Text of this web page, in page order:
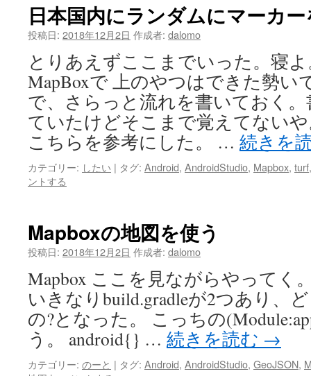
日本国内にランダムにマーカ
投稿日: 2018年12月2日 作成者: dalomo
とりあえずここまでいった。寝
MapBoxで 上のやつはできた勢い
で、さらっと流れを書いておく
ていたけどそこまで覚えてない
こちらを参考にした。 … 続きを
カテゴリー: したい | タグ: Android, AndroidStudio, Mapbox, turf
ントする
Mapboxの地図を使う
投稿日: 2018年12月2日 作成者: dalomo
Mapbox ここを見ながらやってく
いきなりbuild.gradleが2つあり、
の?となった。 こっちの
う。 android{} … 続きを読む →
カテゴリー: のーと | タグ: Android, AndroidStudio, GeoJSON,